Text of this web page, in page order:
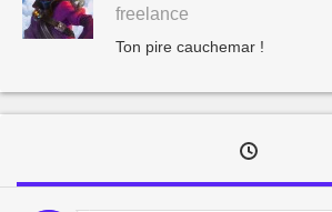
freelance
Ton pire cauchemar !